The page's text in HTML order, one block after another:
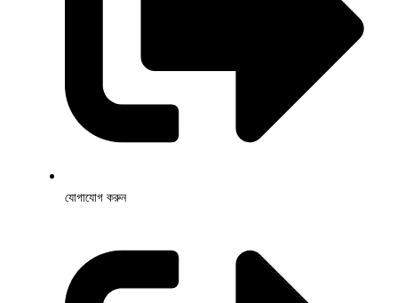
যোগাযোগ করুন